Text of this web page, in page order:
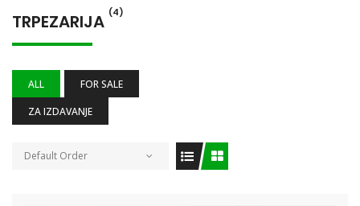
TRPEZARIJA (4)
ALL
FOR SALE
ZA IZDAVANJE
Default Order